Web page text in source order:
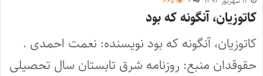
کاتوزیان، آنگونه که بود
کاتوزیان، آنگونه که بود نویسنده: نعمت احمدی .
حقوقدان منبع: روزنامه شرق تابستان سال تحصیلی